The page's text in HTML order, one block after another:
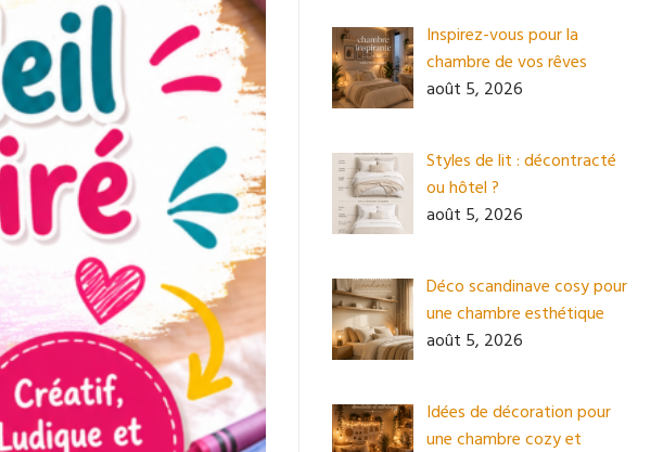
Inspirez-vous pour la
chambre de vos rêves
août 5, 2026
Styles de lit : décontracté
ou hôtel ?
août 5, 2026
Déco scandinave cosy pour
une chambre esthétique
août 5, 2026
Idées de décoration pour
une chambre cozy et